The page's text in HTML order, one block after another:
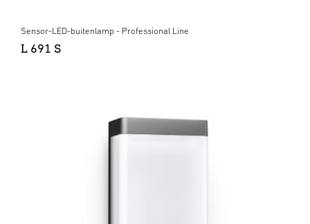
Sensor-LED-buitenlamp - Professional Line
L 691 S